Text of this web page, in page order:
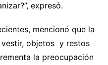
expresó.
mencionó que la
objetos y restos
la preocupación